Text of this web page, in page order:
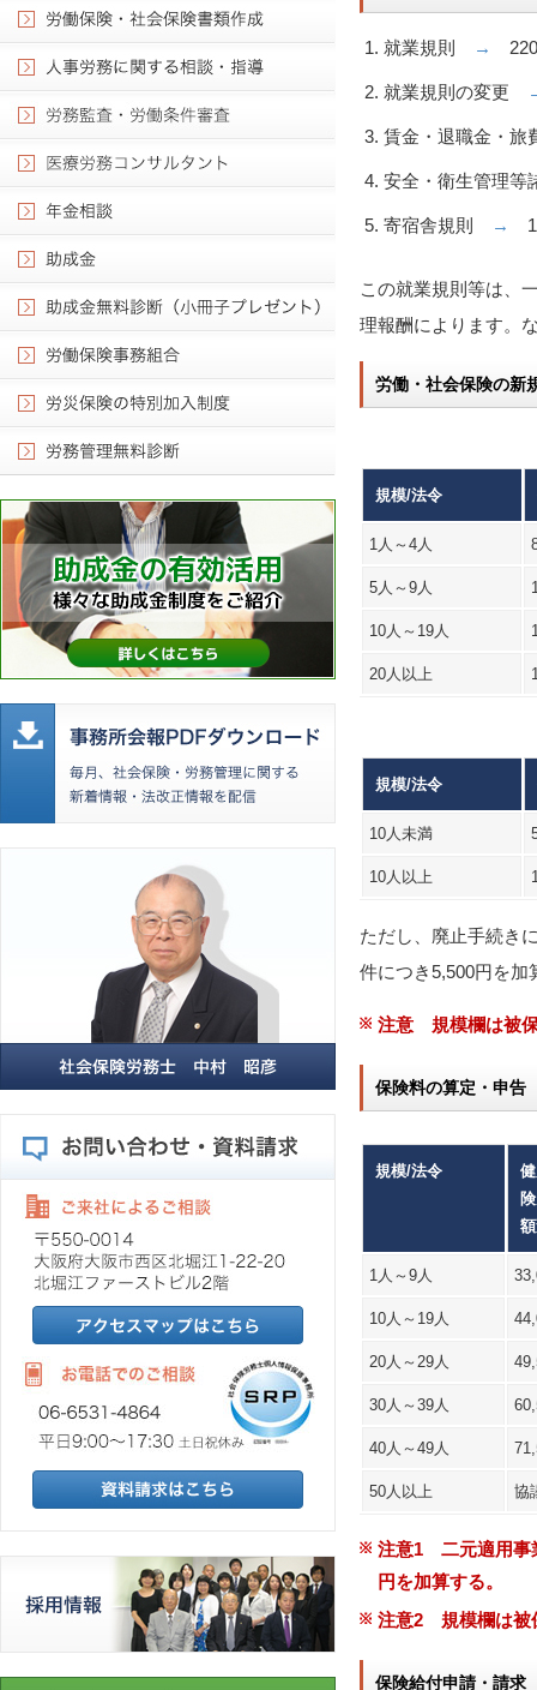
就業規則 →
就業規則の変更
賃金・退職金・
安全・衛生管理
寄宿舎規則 →
この就業規則等は、
理報酬によります。
労働・社会保険の新
規模/法令
1人～4人
5人～9人
10人～19人
20人以上
規模/法令
10人未満
10人以上
ただし、廃止手続き
件につき5,500円を加
注意 規模欄は被
保険料の算定・申告
規模/法令
1人～9人
10人～19人
20人～29人
30人～39人
40人～49人
50人以上 協
注意1 二元適用事
円を加算する。
注意2 規模欄は被
保険給付申請・請求